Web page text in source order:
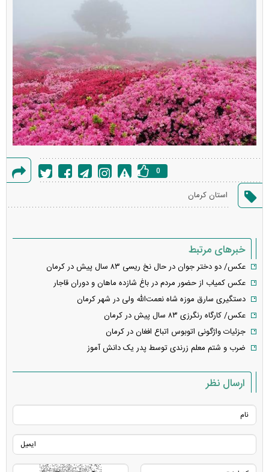
خطا
0
استان کرمان
خبرهای مرتبط
عکس/ دو دختر جوان در حال نخ ریسی ۸۳ سال پیش در کرمان
عکس کمیاب از حضور مردم در باغ شازده ماهان و دوران قاجار
دستگیری سارق موزه شاه نعمت‌الله ولی در شهر کرمان
عکس/ کارگاه رنگرزی ۸۳ سال پیش در کرمان
جزئیات واژگونی اتوبوس اتباع افغان در کرمان
ضرب و شتم معلم زرندی توسط پدر یک دانش آموز
ارسال نظر